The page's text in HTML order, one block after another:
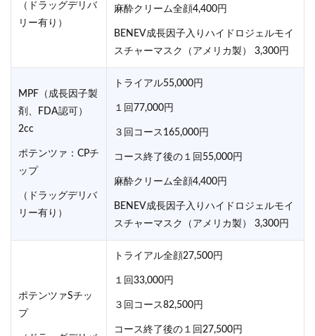
（ドラッグデリバ
リー有り）
麻酔クリーム全顔4,400円
BENEV成長因子入りハイドロジェルモイ
スチャーマスク（アメリカ製） 3,300円
MPF（成長因子製
剤、FDA認可）
2cc
ポテンツァ：CPチ
ップ
（ドラッグデリバ
リー有り）
トライアル55,000円
１回77,000円
３回コース165,000円
コース終了後の１回55,000円
麻酔クリーム全顔4,400円
BENEV成長因子入りハイドロジェルモイ
スチャーマスク（アメリカ製） 3,300円
ポテンツァSチッ
プ
トライアル全顔27,500円
１回33,000円
３回コース82,500円
コース終了後の１回27,500円